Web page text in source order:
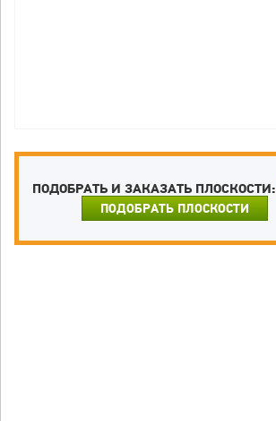
ПОДОБРАТЬ И ЗАКАЗАТЬ ПЛОСКОСТИ:
ПОДОБРАТЬ ПЛОСКОСТИ